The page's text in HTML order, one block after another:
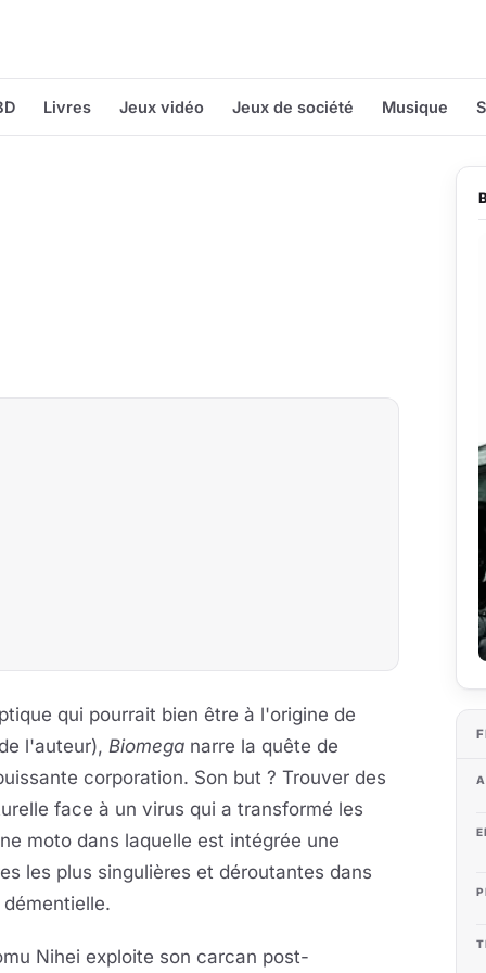
Livres Jeux vidéo Jeux de société Musique
qui pourrait bien être à l'origine de
l'auteur), Biomega narre la quête de
corporation. Son but ? Trouver des
face à un virus qui a transformé les
moto dans laquelle est intégrée une
les plus singulières et déroutantes dans
Nihei exploite son carcan post-